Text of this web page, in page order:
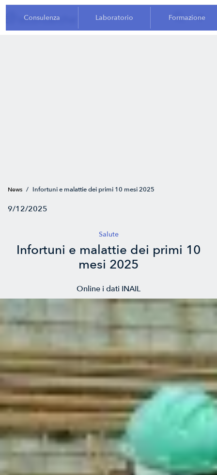
Consulenza Laboratorio Formazione
News / Infortuni e malattie dei primi 10 mesi 2025
9/12/2025
Salute
Infortuni e malattie dei primi 10
mesi 2025
Online i dati INAIL